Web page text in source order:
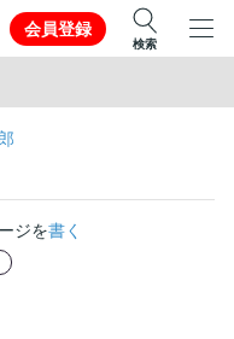
会員登録
検索
ジを書く